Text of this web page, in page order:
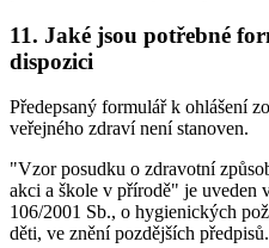
11. Jaké jsou potřebné
dispozici
Předepsaný formulář k ohlášení
veřejného zdraví není stanoven.
"Vzor posudku o zdravotní
akci a škole v přírodě" je uveden
106/2001 Sb., o hygienických
děti, ve znění pozdějších předpisů.